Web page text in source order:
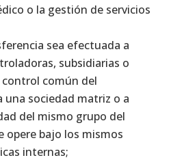
o la gestión de servicios
sea efectuada a
subsidiarias o
común del
una sociedad matriz o a
del mismo grupo del
opere bajo los mismos
internas;